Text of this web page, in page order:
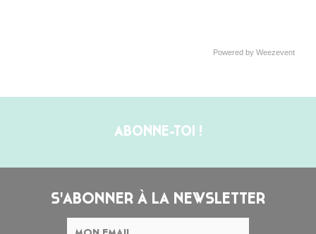
Powered by Weezevent
ABONNE-TOI !
S'ABONNER À LA NEWSLETTER